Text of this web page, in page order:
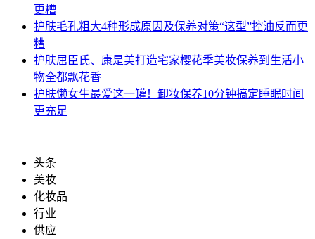
更糟
护肤毛孔粗大4种形成原因及保养对策“这型”控油反而更
糟
护肤屈臣氏、康是美打造宅家樱花季美妆保养到生活小
物全都飘花香
护肤懒女生最爱这一罐！卸妆保养10分钟搞定睡眠时间
更充足
头条
美妆
化妆品
行业
供应